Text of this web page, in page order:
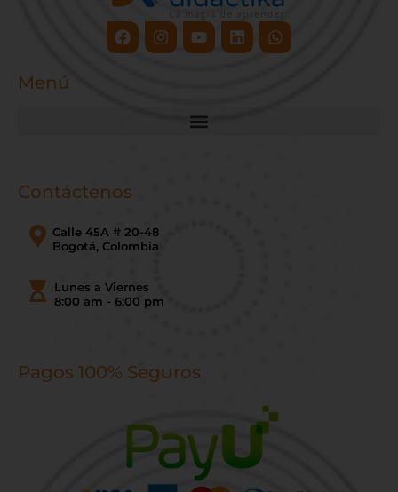
FacebookInstagram
YoutubeLinkedinWhatsapp
Menú
Contáctenos
Calle 45A # 20-48
Bogotá, Colombia
Lunes a Viernes
8:00 am - 6:00 pm
Pagos 100% Seguros